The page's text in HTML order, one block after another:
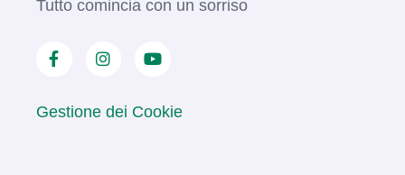
Tutto comincia con un sorriso
Gestione dei Cookie